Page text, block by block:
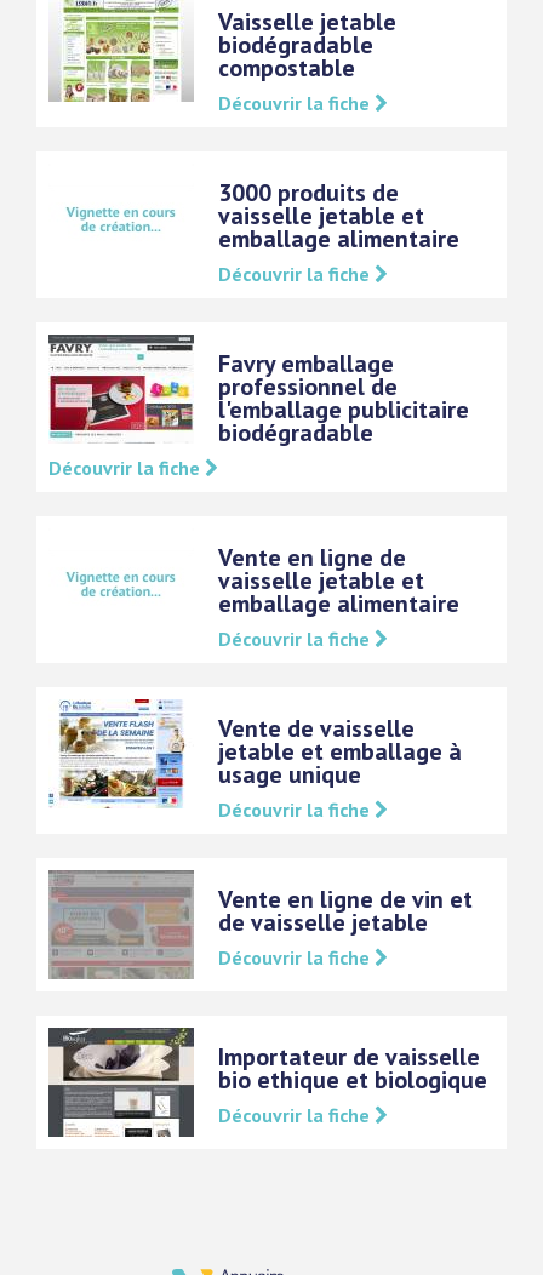
Vaisselle jetable
biodégradable
compostable
Découvrir la fiche
3000 produits de
vaisselle jetable et
emballage alimentaire
Découvrir la fiche
Favry emballage
professionnel de
l'emballage publicitaire
biodégradable
Découvrir la fiche
Vente en ligne de
vaisselle jetable et
emballage alimentaire
Découvrir la fiche
Vente de vaisselle
jetable et emballage à
usage unique
Découvrir la fiche
Vente en ligne de vin et
de vaisselle jetable
Découvrir la fiche
Importateur de vaisselle
bio ethique et biologique
Découvrir la fiche